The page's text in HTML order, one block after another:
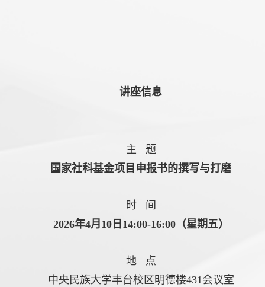
讲座信息
主 题
国家社科基金项目申报书的撰写与打磨
时 间
2026年4月10日14:00-16:00（星期五）
地 点
中央民族大学丰台校区明德楼431会议室